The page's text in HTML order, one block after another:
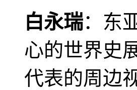
白永瑞：东
心的世界史
代表的周边